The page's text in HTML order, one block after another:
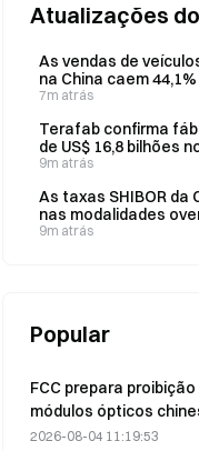
Atualizações
As vendas de
na China caem
para 25.052 unidades
7m atrás
Terafab confirma
de US$ 16,8 bilhões
primeira fase criará 3
9m atrás
As taxas SHIBOR da
nas modalidades
dias, e permanecem
9m atrás
Popular
FCC prepara proibição
módulos ópticos
para data centers;
2026-08-04 11:19:53